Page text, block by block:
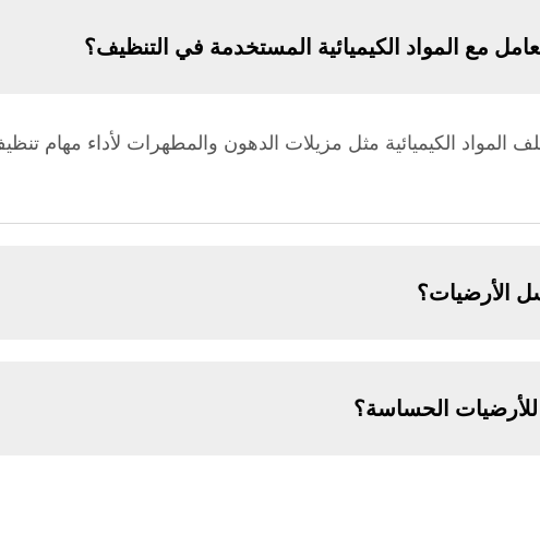
مع المواد الكيميائية المستخدمة في التنظيف؟
المواد الكيميائية مثل مزيلات الدهون والمطهرات لأداء مهام
الأرضيات؟
الحساسة؟